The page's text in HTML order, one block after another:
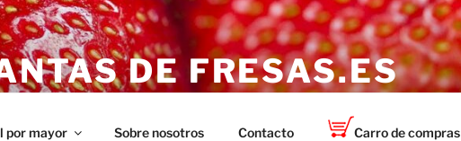
DE FRESAS.ES
por mayor Sobre nosotros Contacto Carro de compras